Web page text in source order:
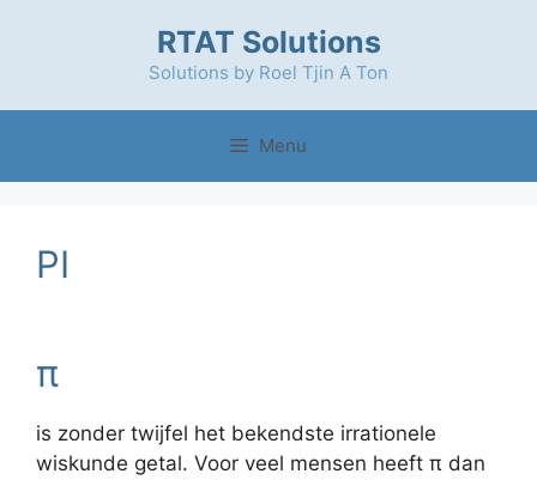
RTAT Solutions
Solutions by Roel Tjin A Ton
Menu
PI
π
is zonder twijfel het bekendste irrationele
wiskunde getal. Voor veel mensen heeft π dan